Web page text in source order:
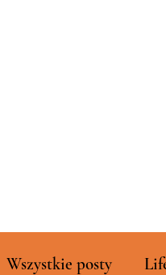
Wszystkie posty